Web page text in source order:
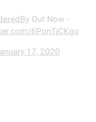
Out Now -
6PqnTjCKgu
17, 2020